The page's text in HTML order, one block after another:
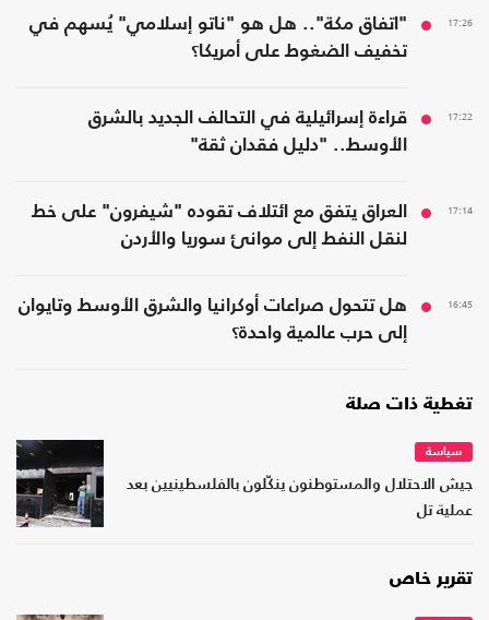
17:26
"اتفاق مكة".. هل هو "ناتو إسلامي" يُسهم في
تخفيف الضغوط على أمريكا؟
17:22
قراءة إسرائيلية في التحالف الجديد بالشرق
الأوسط.. "دليل فقدان ثقة"
17:14
العراق يتفق مع ائتلاف تقوده "شيفرون" على خط
لنقل النفط إلى موانئ سوريا والأردن
16:45
هل تتحول صراعات أوكرانيا والشرق الأوسط وتايوان
إلى حرب عالمية واحدة؟
تغطية ذات صلة
سياسة
جيش الاحتلال والمستوطنون ينكّلون بالفلسطينيين بعد
عملية تل
تقرير خاص